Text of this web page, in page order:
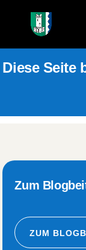
Diese Seite
Zum
ZUM